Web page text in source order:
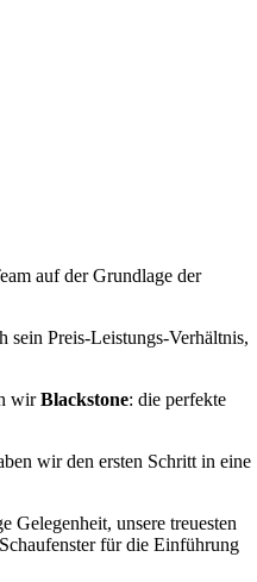
auf der Grundlage der
sein Preis-Leistungs-Verhältnis,
wirBlackstone: die perfekte
wir den ersten Schritt in eine
Gelegenheit, unsere treuesten
für die Einführung